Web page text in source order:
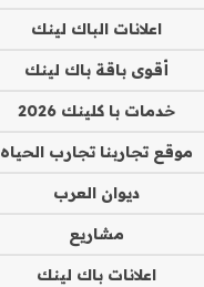
اعلانات الباك لينك
أقوى باقة باك لينك
خدمات با كلينك 2026
موقع تجاربنا تجارب الحياه
ديوان العرب
مشاريع
اعلانات باك لينك